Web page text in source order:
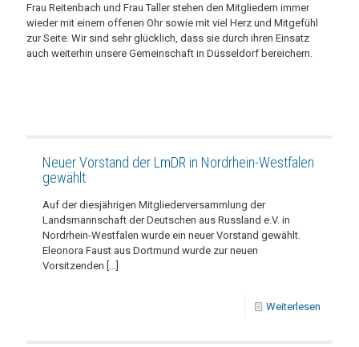
Frau Reitenbach und Frau Taller stehen den Mitgliedern immer
wieder mit einem offenen Ohr sowie mit viel Herz und Mitgefühl
zur Seite. Wir sind sehr glücklich, dass sie durch ihren Einsatz
auch weiterhin unsere Gemeinschaft in Düsseldorf bereichern.
Neuer Vorstand der LmDR in Nordrhein-Westfalen
gewählt
Auf der diesjährigen Mitgliederversammlung der
Landsmannschaft der Deutschen aus Russland e.V. in
Nordrhein-Westfalen wurde ein neuer Vorstand gewählt.
Eleonora Faust aus Dortmund wurde zur neuen
Vorsitzenden
Weiterlesen